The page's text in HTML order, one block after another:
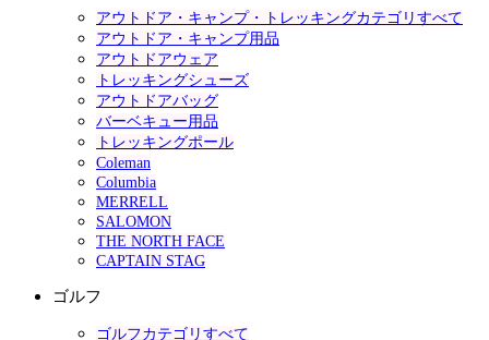
アウトドア・キャンプ・トレッキングカテゴリすべて
アウトドア・キャンプ用品
アウトドアウェア
トレッキングシューズ
アウトドアバッグ
バーベキュー用品
トレッキングポール
Coleman
Columbia
MERRELL
SALOMON
THE NORTH FACE
CAPTAIN STAG
ゴルフ
ゴルフカテゴリすべて